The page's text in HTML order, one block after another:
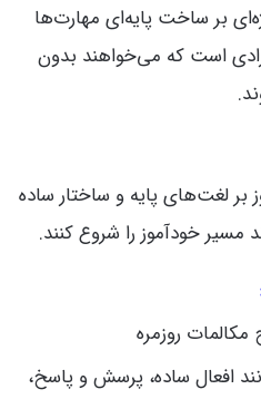
بر ساخت پایه‌ای مهارت‌ها
است که می‌خواهند بدون
لغت‌های پایه و ساختار ساده
مسیر خودآموز را شروع کنند.
روزمره
افعال ساده، پرسش و پاسخ،